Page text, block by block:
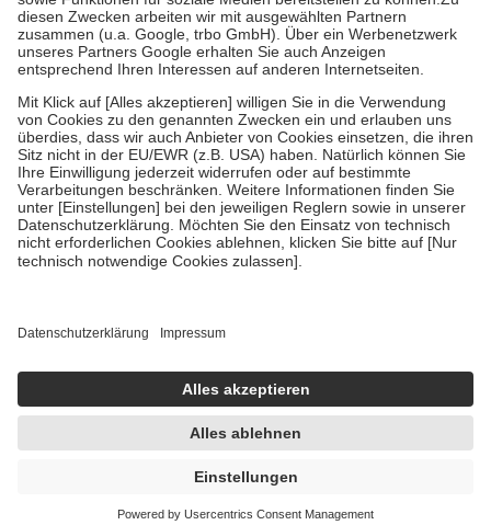
Zuzahlung zehn Prozent der Kosten sowie zehn Euro je
Verordnung.
Um das Engagement der Versicherten für ihre eigene Gesundheit zu
stärken und die besondere Stellung der Familie zu unterstützen,
fallenkeine Zuzahlungenan bei:
• Kindern und Jugendlichen bis zum vollendeten 18. Lebensjahr
mit Ausnahme der Fahrkosten
• Untersuchungen zur Vorsorge und Früherkennung, die von der
GKV getragen werden
• empfohlenen Schutzimpfungen
• Harn- und Blutteststreifen
getroffen, um sicherzustellen, dass es sich um echte Bewertungen
https://help.etrusted.com/hc/de/articles/4419944605341
Einige Bilder und Inhalte wurden unter Zuhilfenahme künstlicher